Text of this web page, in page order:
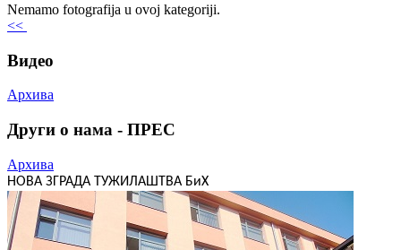
Nemamo fotografija u ovoj kategoriji.
<<
Видео
Архива
Други о нама - ПРЕС
Архива
НОВА ЗГРАДА ТУЖИЛАШТВА БиХ